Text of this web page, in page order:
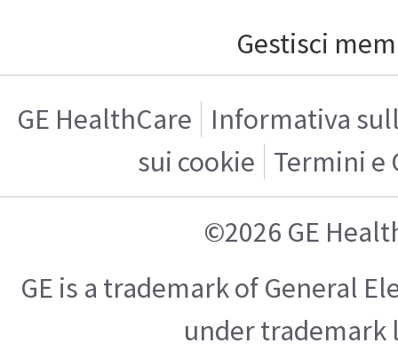
Gestisci
GE HealthCare
Informativa
sui cookie Termini e
©2026 GE
GE is a trademark of General
under trademark